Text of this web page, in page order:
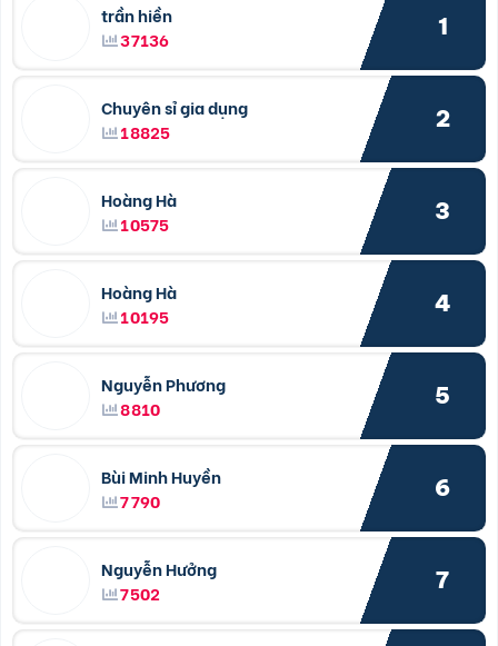
trần hiền
37136
1
Chuyên sỉ gia dụng
18825
2
Hoàng Hà
10575
3
Hoàng Hà
10195
4
Nguyễn Phương
8810
5
Bùi Minh Huyền
7790
6
Nguyễn Hưởng
7502
7